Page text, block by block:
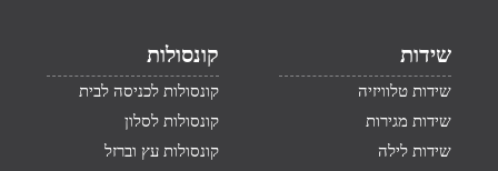
שידות
שידות טלוויזיה
שידות מגירות
שידות לילה
קונסולות
קונסולות לכניסה לבית
קונסולות לסלון
קונסולות עץ וברזל